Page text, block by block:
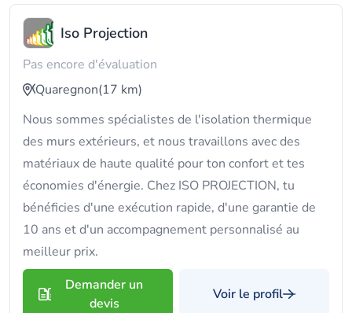
Iso Projection
Pas encore d'évaluation
Quaregnon(17 km)
Nous sommes spécialistes de l'isolation thermique
des murs extérieurs, et nous travaillons avec des
matériaux de haute qualité pour ton confort et tes
économies d'énergie. Chez ISO PROJECTION, tu
bénéficies d'une exécution rapide, d'une garantie de
10 ans et d'un accompagnement personnalisé au
meilleur prix.
Demander un
devis
Voir le profil